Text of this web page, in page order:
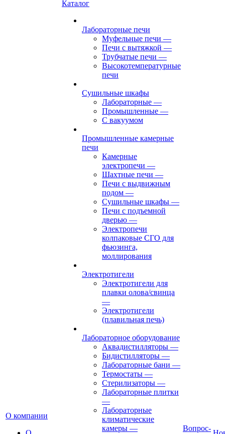
О компании
Каталог
Лабораторные печи
Муфельные печи —
Печи с вытяжкой —
Трубчатые печи —
Высокотемпературные
печи
Сушильные шкафы
Лабораторные —
Промышленные —
С вакуумом
Промышленные камерные
печи
Камерные
электропечи —
Шахтные печи —
Печи с выдвижным
подом —
Сушильные шкафы —
Печи с подъемной
дверью —
Электропечи
колпаковые СГО для
фьюзинга,
моллирования
Электротигели
Электротигели для
плавки олова/свинца
—
Электротигели
(плавильная печь)
Лабораторное оборудование
Аквадистилляторы —
Бидистилляторы —
Лабораторные бани —
Термостаты —
Стерилизаторы —
Лабораторные плитки
—
Лабораторные
климатические
камеры —
Вопрос-